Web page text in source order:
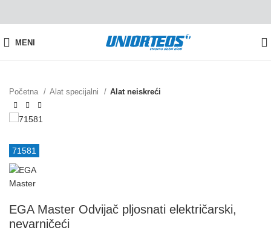
MENI
Početna Alat specijalni Alat neiskreći
71581
EGA Master Odvijač pljosnati električarski,
nevarničeći